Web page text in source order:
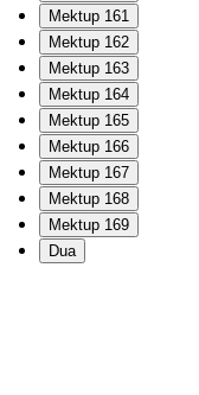
Mektup 161
Mektup 162
Mektup 163
Mektup 164
Mektup 165
Mektup 166
Mektup 167
Mektup 168
Mektup 169
Dua